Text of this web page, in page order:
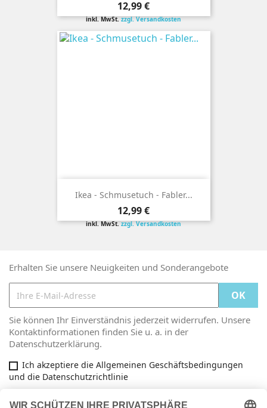
Preis
12,99 €
inkl. MwSt.zzgl. Versandkosten
Ikea - Schmusetuch - Fabler...
Preis
12,99 €
inkl. MwSt.zzgl. Versandkosten
Erhalten Sie unsere Neuigkeiten und Sonderangebote
Sie können Ihr Einverständnis jederzeit widerrufen. Unsere
Kontaktinformationen finden Sie u. a. in der
Datenschutzerklärung.
Ich akzeptiere die Allgemeinen Geschäftsbedingungen
und die Datenschutzrichtlinie